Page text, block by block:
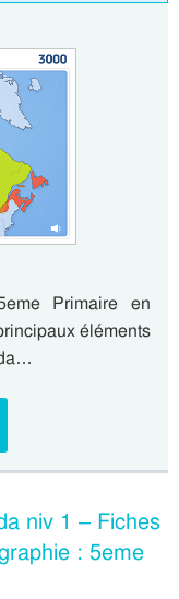
Primaire en
éléments
niv 1 – Fiches
: 5eme